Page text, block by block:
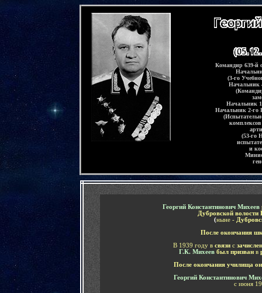
Командир 639-й
(3-го
Начальник
Начальник
Начальник 2-го
комплексов
(53-го
и
Георгий Константинович Михеев
Дубровской волости
(ныне -
После окончания
В 1939 году в связи с
Г.К. Михеев был призван в
После окончания училища
Георгий Константинович
с июня